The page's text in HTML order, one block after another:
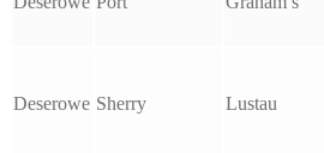
Deserowe Sherry Lustau